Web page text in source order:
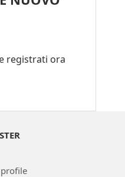
registrati ora